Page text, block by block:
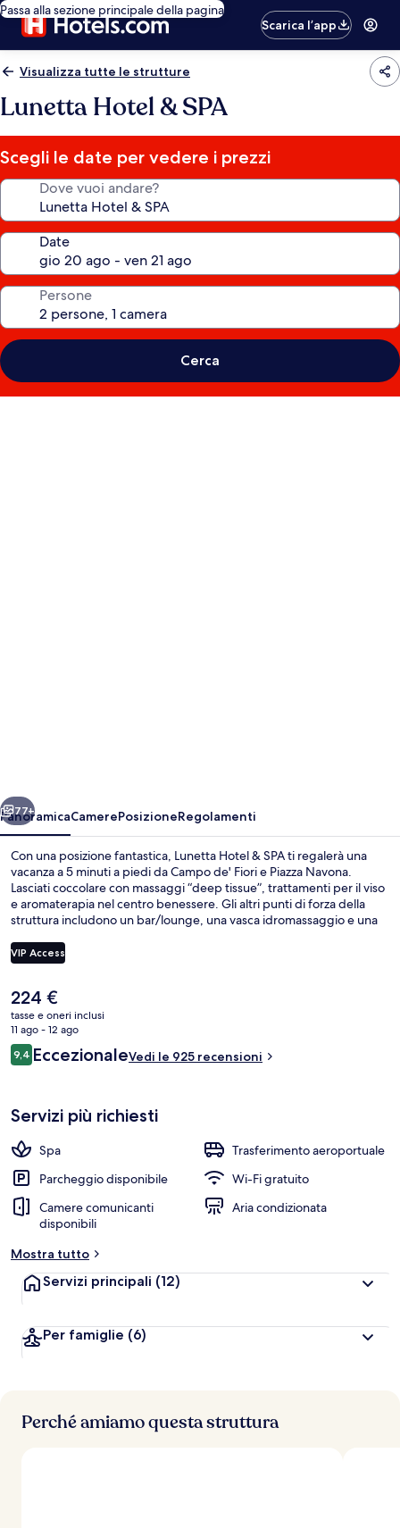
Passa alla sezione principale della pagina
Scarica l’app
Visualizza tutte le strutture
Lunetta Hotel & SPA
Scegli le date per vedere i prezzi
Dove vuoi andare?
Date
Persone
Cerca
Avanti
77+
PanoramicaCamerePosizioneRegolamenti
Con una posizione fantastica, Lunetta Hotel & SPA ti regalerà una
vacanza a 5 minuti a piedi da Campo de' Fiori e Piazza Navona.
Lasciati coccolare con massaggi “deep tissue”, trattamenti per il viso
e aromaterapia nel centro benessere. Gli altri punti di forza della
struttura includono un bar/lounge, una vasca idromassaggio e una
struttura. Approfitta dei mezzi pubblici nelle vicinanze: Stazione dei
tram di via Arenula/via Cairoli è a 5 min e Stazione dei tram di via
VIP Access
Il
prezzo
attuale
è
224 €
224 €
tasse e oneri inclusi
11 ago - 12 ago
Recensioni
9,49,4 su 10
EccezionaleVedi le 925 recensioni
Servizi più richiesti
Spa
Trasferimento aeroportuale
Parcheggio disponibile
Wi-Fi gratuito
Camere comunicanti
disponibili
Aria condizionata
Mostra tutto
Servizi principali (12)
Per famiglie (6)
Perché amiamo questa struttura